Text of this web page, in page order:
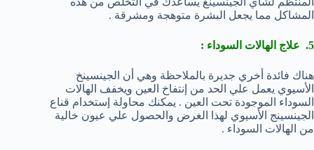
المشاكل مما يجعل البشرة متوهجة ومشرقة .
5. علاج الهالات السوداء :
هناك فائدة أخري جديرة بالملاحظة وهي أن الجينسينخ
الأسيوي يعمل علي الحد من إنتفاخ العين ويخفف الهالات
السوداء الموجودة تحت العين . يمكنك محاولة إستخدام قناع
الجينسينج الأسيوي لهذا الغرض والحصول علي عيون خالية
من الهالات السوداء .